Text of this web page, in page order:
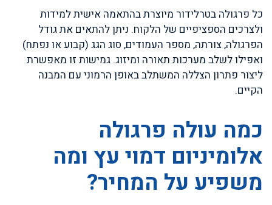
כל פרגולה בטרלידור מיוצרת בהתאמה אישית למידות
ולצרכים הספציפיים של הלקוח. ניתן להתאים את גודל
הפרגולה, צורתה, מספר העמודים, סוג הגג (קבוע או נפתח)
ואפילו לשלב מערכות תאורה ומיזוג. גמישות זו מאפשרת
ליצור פתרון הצללה המשתלב באופן הרמוני עם המבנה
הקיים.
כמה עולה פרגולה
אלומיניום דמוי עץ ומה
משפיע על המחיר?